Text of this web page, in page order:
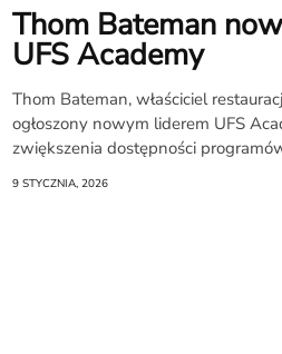
Thom Bateman
UFS Academy
Thom Bateman, właściciel
ogłoszony nowym liderem UFS
zwiększenia dostępności
9 STYCZNIA, 2026